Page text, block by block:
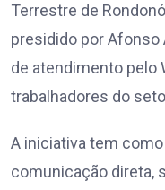
Terrestre de
presidido por Afonso
de atendimento pelo
trabalhadores do
A iniciativa tem
comunicação direta,